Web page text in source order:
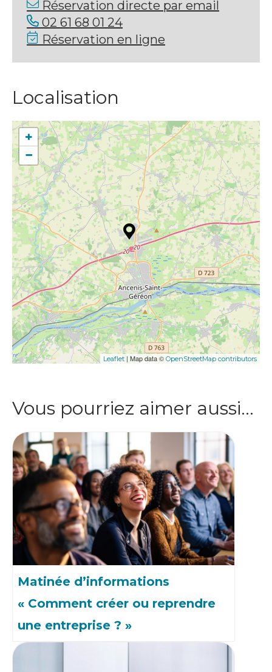
Réservation directe par email
02 61 68 01 24
Réservation en ligne
Localisation
+
−
Leaflet | Map data © OpenStreetMap contributors
Vous pourriez aimer aussi…
Matinée d’informations
« Comment créer ou reprendre
une entreprise ? »